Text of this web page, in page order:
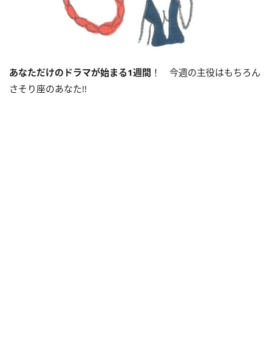
あなただけのドラマが始まる1週間 ！ 今週の主役はもちろん
さそり座のあなた!!